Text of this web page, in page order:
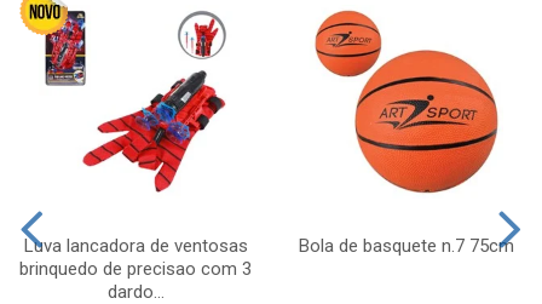
Luva lancadora de ventosas
brinquedo de precisao com 3
dardo...
Bola de basquete n.7 75cm